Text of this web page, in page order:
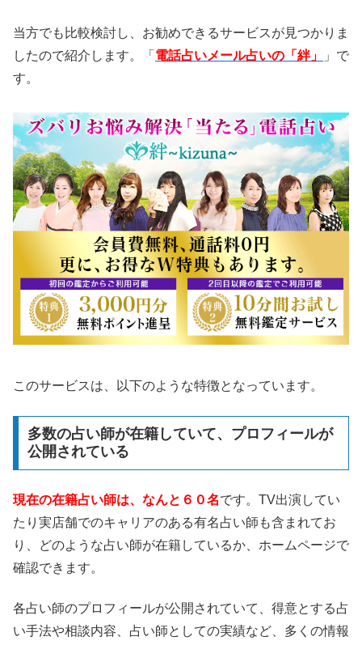
当方でも比較検討し、お勧めできるサービスが見つかりま
したので紹介します。「 電話占いメール占いの「絆」
」で
す。
このサービスは、以下のような特徴となっています。
多数の占い師が在籍していて、プロフィールが
公開されている
現在の在籍占い師は、なんと６０名です。TV出演してい
たり実店舗でのキャリアのある有名占い師も含まれてお
り、どのような占い師が在籍しているか、ホームページで
確認できます。
各占い師のプロフィールが公開されていて、得意とする占
い手法や相談内容、占い師としての実績など、多くの情報